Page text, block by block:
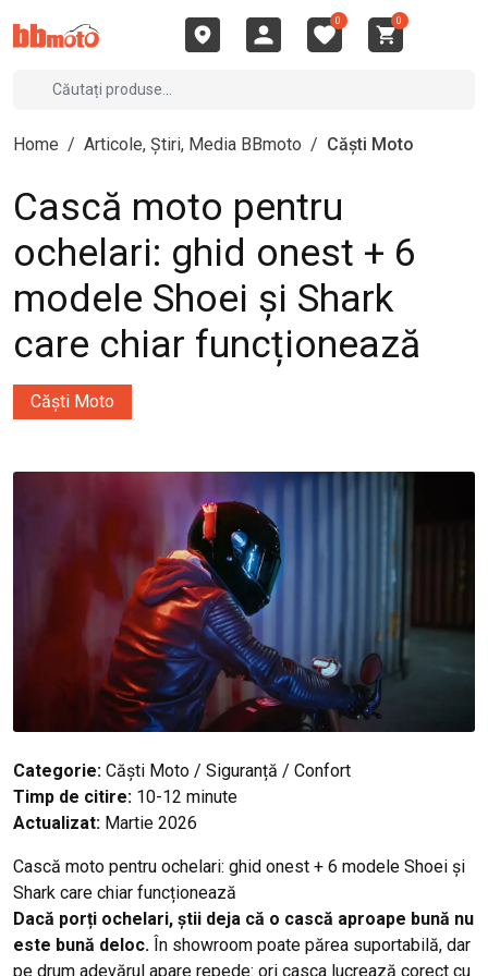
0 0
Home / Articole, Știri, Media BBmoto / Căști Moto
Cască moto pentru
ochelari: ghid onest + 6
modele Shoei și Shark
care chiar funcționează
Căști Moto
Categorie: Căști Moto / Siguranță / Confort
Timp de citire: 10-12 minute
Actualizat: Martie 2026
Cască moto pentru ochelari: ghid onest + 6 modele Shoei și
Shark care chiar funcționează
Dacă porți ochelari, știi deja că o cască aproape bună nu
este bună deloc. În showroom poate părea suportabilă, dar
pe drum adevărul apare repede: ori casca lucrează corect cu